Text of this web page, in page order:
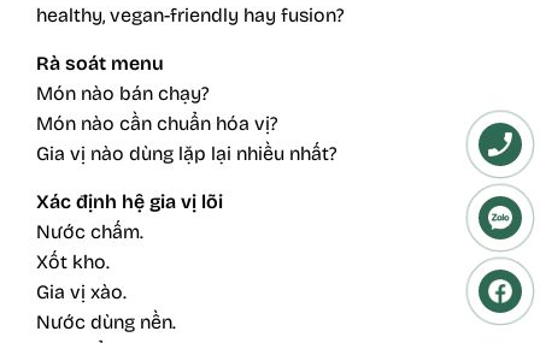
healthy, vegan-friendly hay fusion?
Rà soát menu
Món nào bán chạy?
Món nào cần chuẩn hóa vị?
Gia vị nào dùng lặp lại nhiều nhất?
Xác định hệ gia vị lõi
Nước chấm.
Xốt kho.
Gia vị xào.
Nước dùng nền.